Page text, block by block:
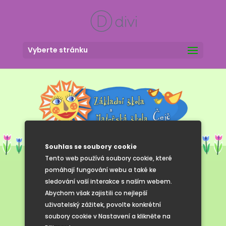
Souhlas se soubory cookie
Tento web používá soubory cookie, které
pomáhají fungování webu a také ke
sledování vaší interakce s naším webem.
Abychom však zajistili co nejlepší
uživatelský zážitek, povolte konkrétní
soubory cookie v Nastavení a klikněte na
Vyberte stránku
Květen 2025